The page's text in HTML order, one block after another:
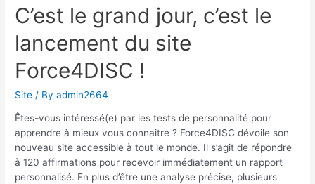
C’est le grand jour, c’est le
lancement du site
Force4DISC !
Site / Byadmin2664
Êtes-vous intéressé(e) par les tests de personnalité pour
apprendre à mieux vous connaitre ? Force4DISC dévoile son
nouveau site accessible à tout le monde. Il s’agit de répondre
à 120 affirmations pour recevoir immédiatement un rapport
personnalisé. En plus d’être une analyse précise, plusieurs